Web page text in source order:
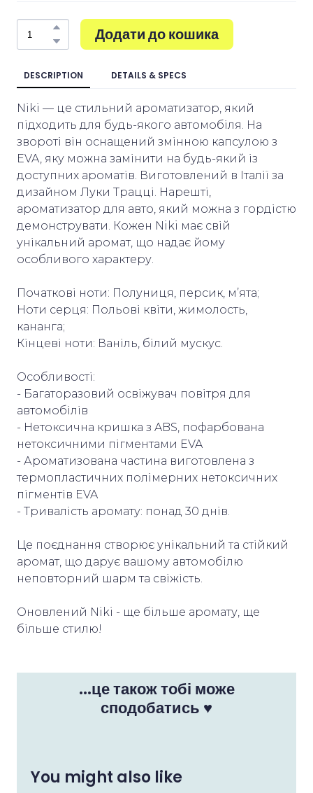
Додати до кошика
DESCRIPTION DETAILS & SPECS
Niki — це стильний ароматизатор, який
підходить для будь-якого автомобіля. На
звороті він оснащений змінною капсулою з
EVA, яку можна замінити на будь-який із
доступних ароматів. Виготовлений в Італії за
дизайном Луки Трацці. Нарешті,
ароматизатор для авто, який можна з гордістю
демонструвати. Кожен Niki має свій
унікальний аромат, що надає йому
особливого характеру.
Початкові ноти: Полуниця, персик, м’ята;
Ноти серця: Польові квіти, жимолость,
кананга;
Кінцеві ноти: Ваніль, білий мускус.
Особливості:
- Багаторазовий освіжувач повітря для
автомобілів
- Нетоксична кришка з ABS, пофарбована
нетоксичними пігментами EVA
- Ароматизована частина виготовлена з
термопластичних полімерних нетоксичних
пігментів EVA
- Тривалість аромату: понад 30 днів.
Це поєднання створює унікальний та стійкий
аромат, що дарує вашому автомобілю
неповторний шарм та свіжість.
Оновлений Niki - ще більше аромату, ще
більше стилю!
...це також тобі може
сподобатись ♥
You might also like